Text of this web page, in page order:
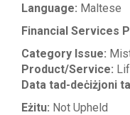
Language: Maltese
Financial Services
Category Issue:
Product/Service:
Data tad-deċiżjoni
Eżitu: Not Upheld